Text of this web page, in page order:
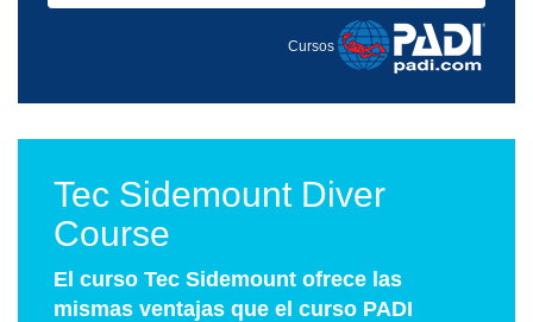
Cursos
Tec Sidemount Diver
Course
El curso Tec Sidemount ofrece las
mismas ventajas que el curso PADI